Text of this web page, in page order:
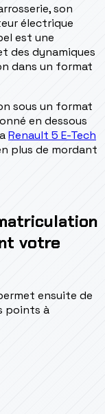
son
électrique
est une
des dynamiques
dans un format
sous un format
en dessous
Renault 5 E-Tech
plus de mordant
votre
ensuite de
points à